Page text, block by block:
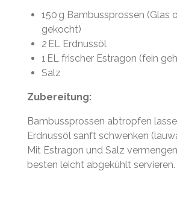
150 g Bambussprossen (Glas
gekocht)
2 EL Erdnussöl
1 EL frischer Estragon (fein
Salz
Zubereitung:
Bambussprossen abtropfen
Erdnussöl sanft schwenken
Mit Estragon und Salz
besten leicht abgekühlt servieren.